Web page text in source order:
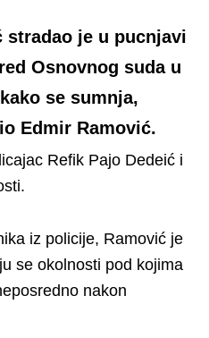
stradao je u pucnjavi
Osnovnog suda u
se sumnja,
Edmir Ramović.
Refik Pajo Dedeić i
iz policije, Ramović je
se okolnosti pod kojima
nakon